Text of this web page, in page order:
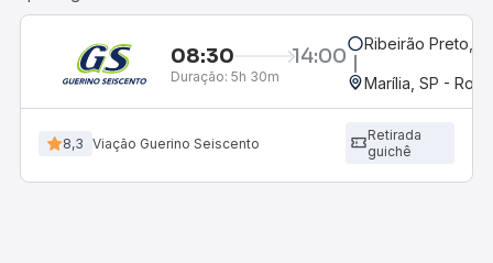
08:30 14:00
Duração: 5h 30m
Ribeirão Preto,
Marília, SP -
8,3 Viação Guerino Seiscento
Retirada
guichê